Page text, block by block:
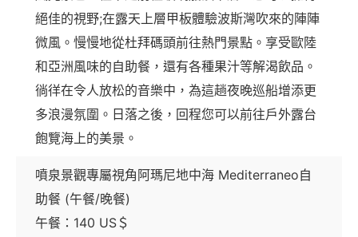
絕佳的視野;在露天上層甲板體驗波斯灣吹來的陣陣
微風。慢慢地從杜拜碼頭前往熱門景點。享受歐陸
和亞洲風味的自助餐，還有各種果汁等解渴飲品。
徜徉在令人放松的音樂中，為這趟夜晚巡船增添更
多浪漫氛圍。日落之後，回程您可以前往戶外露台
飽覽海上的美景。
噴泉景觀專屬視角阿瑪尼地中海 Mediterraneo自
助餐 (午餐/晚餐)
午餐：140 US＄